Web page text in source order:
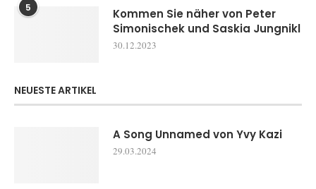
5
Kommen Sie näher von Peter
Simonischek und Saskia Jungnikl
30.12.2023
NEUESTE ARTIKEL
A Song Unnamed von Yvy Kazi
29.03.2024